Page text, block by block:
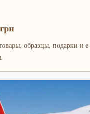
грн
образцы, подарки и